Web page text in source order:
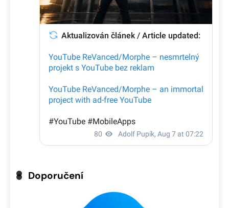
Doporučení